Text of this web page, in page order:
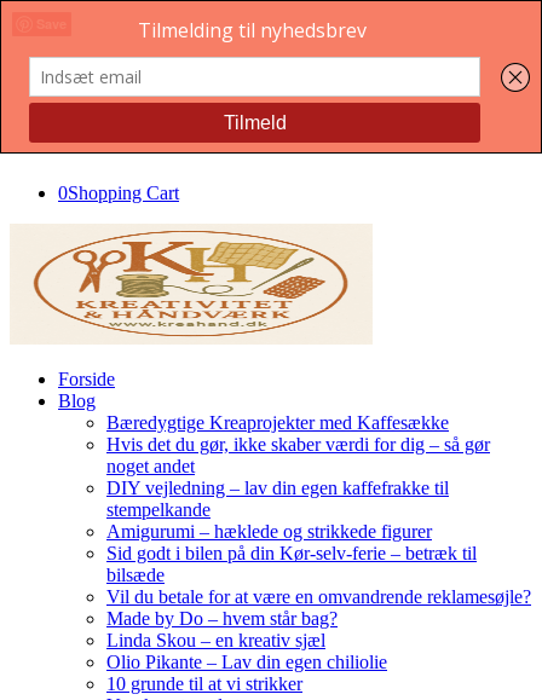
0Shopping Cart
Forside
Blog
Bæredygtige Kreaprojekter med Kaffesække
Hvis det du gør, ikke skaber værdi for dig – så gør
noget andet
DIY vejledning – lav din egen kaffefrakke til
stempelkande
Amigurumi – hæklede og strikkede figurer
Sid godt i bilen på din Kør-selv-ferie – betræk til
bilsæde
Vil du betale for at være en omvandrende reklamesøjle?
Made by Do – hvem står bag?
Linda Skou – en kreativ sjæl
Olio Pikante – Lav din egen chiliolie
10 grunde til at vi strikker